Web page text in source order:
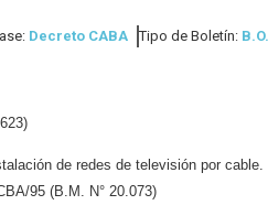
Decreto CABA Tipo de Boletín: B.O.
de redes de televisión por
95 (B.M. N° 20.073)